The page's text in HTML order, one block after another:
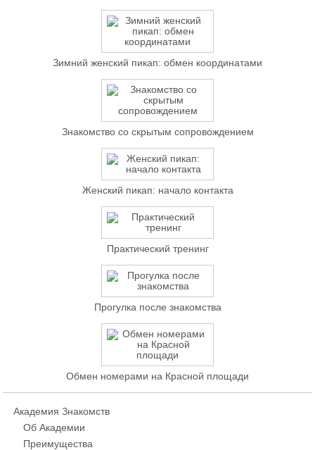
Зимний женский пикап: обмен координатами
Знакомство со скрытым сопровождением
Женский пикап: начало контакта
Практический тренинг
Прогулка после знакомства
Обмен номерами на Красной площади
Академия Знакомств
Об Академии
Преимущества